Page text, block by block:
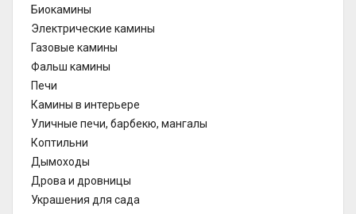
Биокамины
Электрические камины
Газовые камины
Фальш камины
Печи
Камины в интерьере
Уличные печи, барбекю, мангалы
Коптильни
Дымоходы
Дрова и дровницы
Украшения для сада